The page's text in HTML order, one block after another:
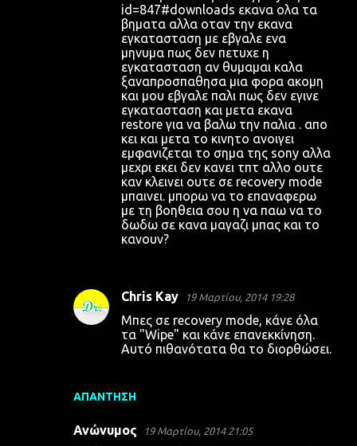
ΑΠΆΝΤΗΣΗ
id=847#downloads εκανα ολα τα
βηματα αλλα οταν την εκανα
εγκατασταση με εβγαλε ενα
μηνυμα πως δεν πετυχε η
εγκατασταση αν θυμαμαι καλα
ξαναπροσπαθησα μια φορα ακομη
και μου εβγαλε παλι πως δεν εγινε
εγκατασταση και μετα εκανα
restore για να βαλω την παλια . απο
κει και μετα το κινητο ανοιγει
εμφανιζεται το σημα της sony αλλα
μεχρι εκει δεν κανει τπτ αλλο ουτε
καν κλεινει ουτε σε recovery mode
μπαινει. μπορω να το επαναφερω
με τη βοηθεια σου η να παω να το
δωδω σε κανα μαγαζι μπας και το
κανουν?
Chris Kay 19 Μαρτίου, 2014 19:28
Μπες σε recovery mode, κάνε όλα
τα "Wipe" και κάνε επανεκκίνηση.
Αυτό πιθανότατα θα το διορθώσει.
Ανώνυμος 19 Μαρτίου, 2014 21:05